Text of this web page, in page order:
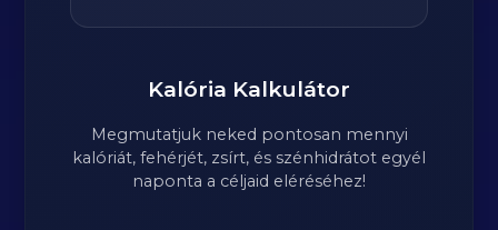
Kalória Kalkulátor
Megmutatjuk neked pontosan mennyi
kalóriát, fehérjét, zsírt, és szénhidrátot egyél
naponta a céljaid eléréséhez!